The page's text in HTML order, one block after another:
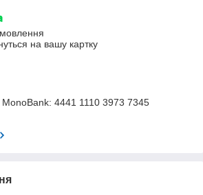
на вашу картку
4441 1110 3973 7345